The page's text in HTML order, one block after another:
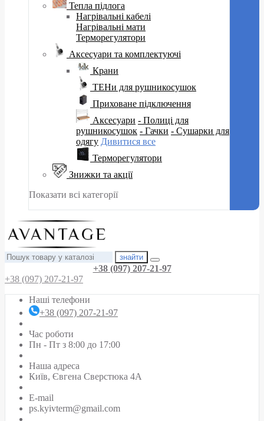
Тепла підлога
Нагрівальні кабелі
Нагрівальні мати
Терморегулятори
Аксесуари та комплектуючі
Крани
ТЕНи для рушникосушок
Приховане підключення
Аксесуари - Полиці для
рушникосушок - Гачки - Сушарки для
одягу Дивитися все
Терморегулятори
Знижки та акції
Показати всі категорії
знайти
+38 (097) 207-21-97
+38 (097) 207-21-97
Наші телефони
+38 (097) 207-21-97
Час роботи
Пн - Пт з 8:00 до 17:00
Наша адреса
Київ, Євгена Сверстюка 4А
E-mail
ps.kyivterm@gmail.com